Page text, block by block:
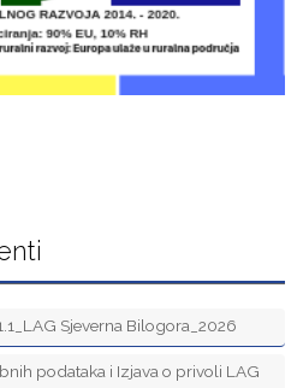
Sjeverna Bilogora_2026
podataka i Izjava o privoli LAG